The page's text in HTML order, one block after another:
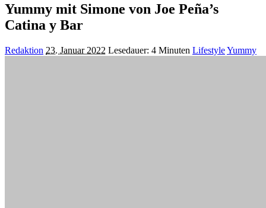
Yummy mit Simone von Joe Peña’s
Catina y Bar
Posted
Redaktion 23. Januar 2022 Lesedauer: 4 Minuten LifestyleYummy